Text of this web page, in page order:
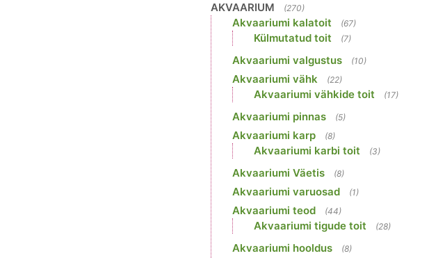
AKVAARIUM (270)
Akvaariumi kalatoit (67)
Külmutatud toit (7)
Akvaariumi valgustus (10)
Akvaariumi vähk (22)
Akvaariumi vähkide toit (17)
Akvaariumi pinnas (5)
Akvaariumi karp (8)
Akvaariumi karbi toit (3)
Akvaariumi Väetis (8)
Akvaariumi varuosad (1)
Akvaariumi teod (44)
Akvaariumi tigude toit (28)
Akvaariumi hooldus (8)